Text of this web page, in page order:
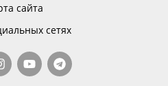
сайта
сетях